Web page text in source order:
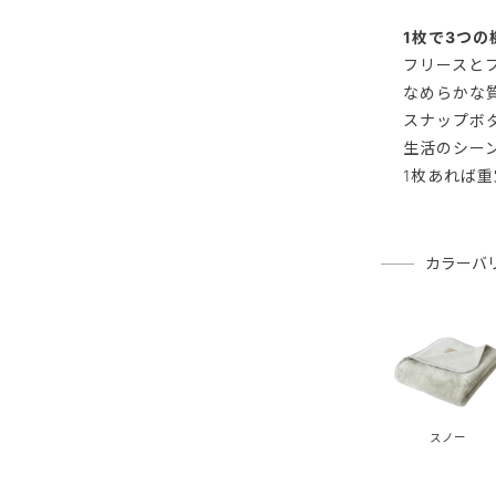
1枚で3つの
フリースと
なめらかな
スナップボ
生活のシー
1枚あれば
カラーバ
スノー